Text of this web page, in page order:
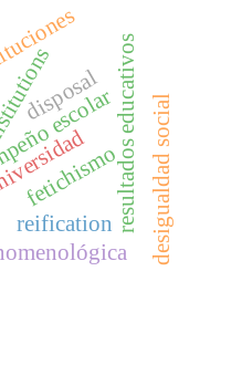
fetichismoresultados educativos
escolar desigualdad social
disposal
reification